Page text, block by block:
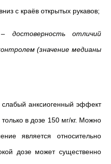
с краёв открытых рукавов;
достоверность отличий
(значение медианы
анксиогенный эффект
в дозе 150 мг/кг. Можно
является относительно
дозе может существенно